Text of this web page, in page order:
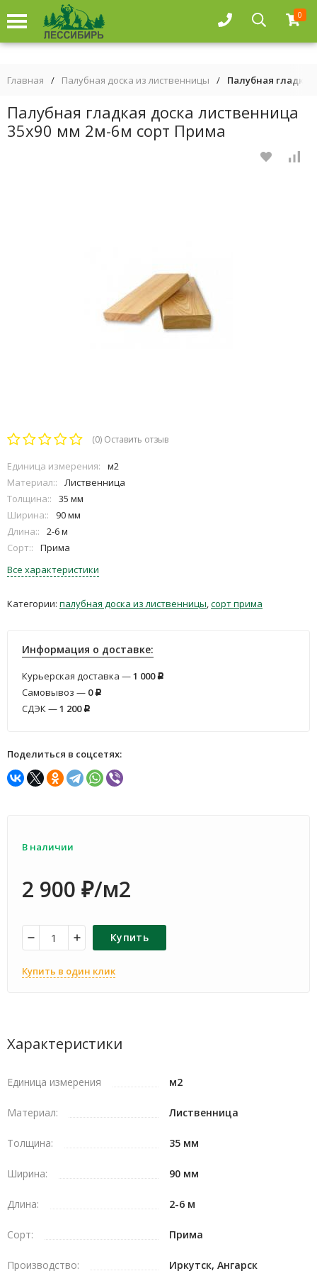
0
Главная / Палубная доска из лиственницы / Палубная
Палубная гладкая доска лиственница
35х90 мм 2м-6м сорт Прима
(0) Оставить отзыв
Единица измерения:
м2
Материал::
Лиственница
Толщина::
35 мм
Ширина::
90 мм
Длина::
2-6 м
Сорт::
Прима
Все характеристики
Категории: палубная доска из лиственницы,сорт прима
Информация о доставке:
Курьерская доставка —1 000 Р
Самовывоз — 0 Р
СДЭК —1 200 Р
Поделиться в соцсетях:
В наличии
2 900 ₽/м2
Купить
Купить в один клик
Характеристики
Единица измерения м2
Материал: Лиственница
Толщина: 35 мм
Ширина: 90 мм
Длина: 2-6 м
Сорт: Прима
Производство: Иркутск, Ангарск